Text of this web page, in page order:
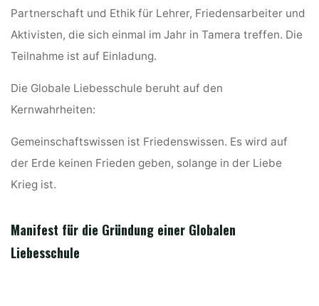
Partnerschaft und Ethik für Lehrer, Friedensarbeiter und
Aktivisten, die sich einmal im Jahr in Tamera treffen. Die
Teilnahme ist auf Einladung.
Die Globale Liebesschule beruht auf den
Kernwahrheiten:
Gemeinschaftswissen ist Friedenswissen. Es wird auf
der Erde keinen Frieden geben, solange in der Liebe
Krieg ist.
Manifest für die Gründung einer Globalen
Liebesschule